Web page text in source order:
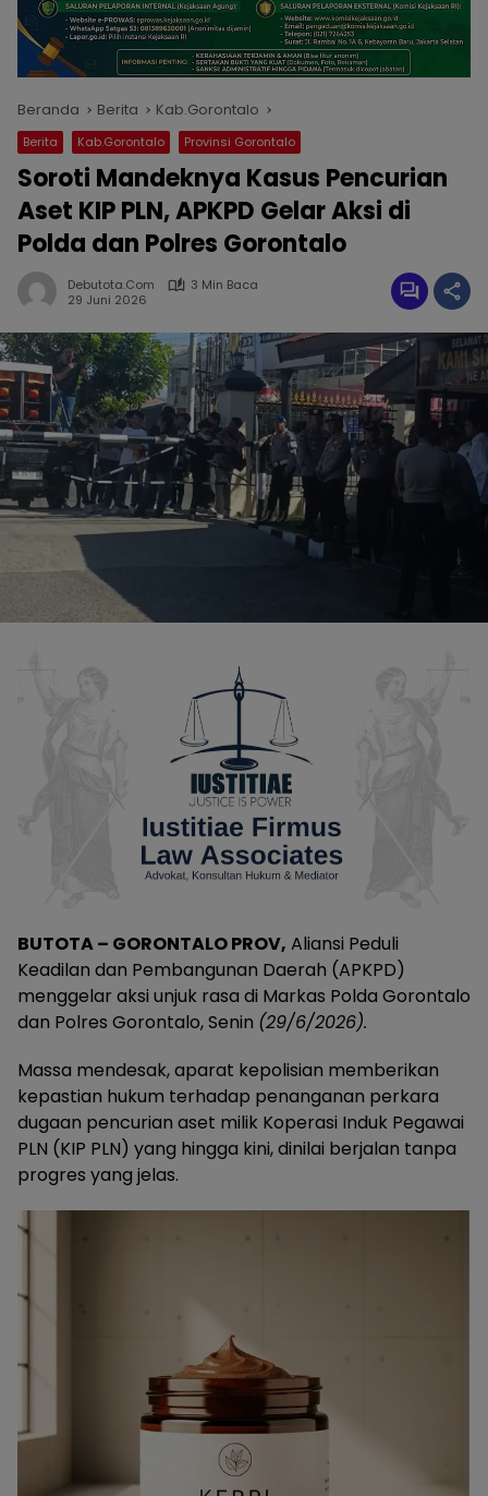
Beranda Berita Kab.Gorontalo
Berita Kab.Gorontalo Provinsi Gorontalo
Soroti Mandeknya Kasus Pencurian
Aset KIP PLN, APKPD Gelar Aksi di
Polda dan Polres Gorontalo
Debutota.com
3 Min Baca
29 Juni 2026
BUTOTA – GORONTALO PROV, Aliansi Peduli
Keadilan dan Pembangunan Daerah (APKPD)
menggelar aksi unjuk rasa di Markas Polda Gorontalo
dan Polres Gorontalo, Senin (29/6/2026).
Massa mendesak, aparat kepolisian memberikan
kepastian hukum terhadap penanganan perkara
dugaan pencurian aset milik Koperasi Induk Pegawai
PLN (KIP PLN) yang hingga kini, dinilai berjalan tanpa
progres yang jelas.